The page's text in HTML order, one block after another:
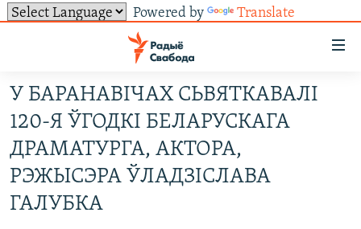
Powered by Translate
ўнівэрсальнага
доступу
Перайсьці
да
галоўнага
зьместу
Перайсьці
да
ЛЮДЗІ
ТОЛЬКІ НА СВАБОДЗЕ
БЛОГІ
СУВЯЗЬ
АБЫСЬЦІ БЛЯКАВАНЬНЕ
ПАДПІСАЦЦА
У БАРАНАВІЧАХ СЬВЯТКАВАЛІ
120-Я ЎГОДКІ БЕЛАРУСКАГА
ДРАМАТУРГА, АКТОРА,
РЭЖЫСЭРА ЎЛАДЗІСЛАВА
ГАЛУБКА